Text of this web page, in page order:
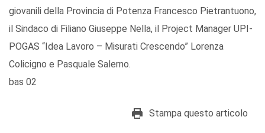
giovanili della Provincia di Potenza Francesco Pietrantuono,
il Sindaco di Filiano Giuseppe Nella, il Project Manager UPI-
POGAS “Idea Lavoro – Misurati Crescendo” Lorenza
Colicigno e Pasquale Salerno.
bas 02
Stampa questo articolo